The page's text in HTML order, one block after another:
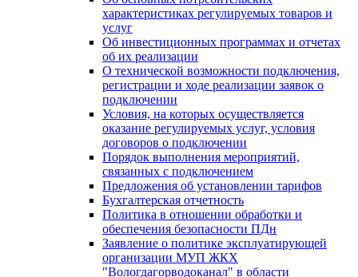
характеристиках регулируемых товаров и
услуг
Об инвестиционных программах и отчетах
об их реализации
О технической возможности подключения,
регистрации и ходе реализации заявок о
подключении
Условия, на которых осуществляется
оказание регулируемых услуг, условия
договоров о подключении
Порядок выполнения мероприятий,
связанных с подключением
Предложения об установлении тарифов
Бухгалтерская отчетность
Политика в отношении обработки и
обеспечения безопасности ПДн
Заявление о политике эксплуатирующей
организации МУП ЖКХ
"Вологдагорводоканал" в области